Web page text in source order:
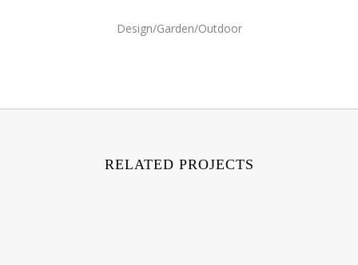
Design/Garden/Outdoor
RELATED PROJECTS